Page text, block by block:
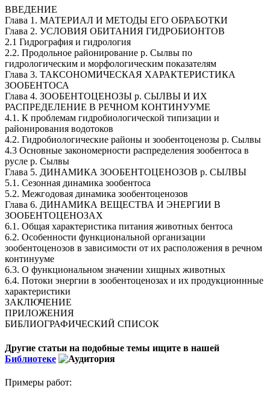
ВВЕДЕНИЕ
Глава 1. МАТЕРИАЛ И МЕТОДЫ ЕГО ОБРАБОТКИ
Глава 2. УСЛОВИЯ ОБИТАНИЯ ГИДРОБИОНТОВ
2.1 Гидрография и гидрология
2.2. Продольное районирование р. Сылвы по
гидрологическим и морфологическим показателям
Глава 3. ТАКСОНОМИЧЕСКАЯ ХАРАКТЕРИСТИКА
ЗООБЕНТОСА
Глава 4. ЗООБЕНТОЦЕНОЗЫ р. СЫЛВЫ И ИХ
РАСПРЕДЕЛЕНИЕ В РЕЧНОМ КОНТИНУУМЕ
4.1. К проблемам гидробиологической типизации и
районирования водотоков
4.2. Гидробиологические районы и зообентоценозы р. Сылвы
4.3 Основные закономерности распределения зообентоса в
русле р. Сылвы
Глава 5. ДИНАМИКА ЗООБЕНТОЦЕНОЗОВ р. СЫЛВЫ
5.1. Сезонная динамика зообентоса
5.2. Межгодовая динамика зообентоценозов
Глава 6. ДИНАМИКА ВЕЩЕСТВА И ЭНЕРГИИ В
ЗООБЕНТОЦЕНОЗАХ
6.1. Общая характеристика питания животных бентоса
6.2. Особенности функциональной организации
зообентоценозов в зависимости от их расположения в речном
континууме
6.3. О функциональном значении хищных животных
6.4. Потоки энергии в зообентоценозах и их продукционнные
характеристики
ЗАКЛЮЧЕНИЕ
ПРИЛОЖЕНИЯ
БИБЛИОГРАФИЧЕСКИЙ СПИСОК
Другие статьи на подобные темы ищите в нашей
Библиотеке
Примеры работ: